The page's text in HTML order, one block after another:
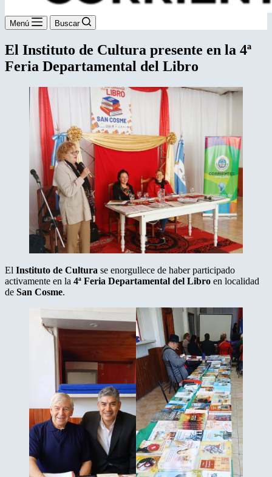
Menú Buscar
El Instituto de Cultura presente en la 4ª
Feria Departamental del Libro
El Instituto de Cultura se enorgullece de haber participado
activamente en la 4ª Feria Departamental del Libro en localidad
de San Cosme.